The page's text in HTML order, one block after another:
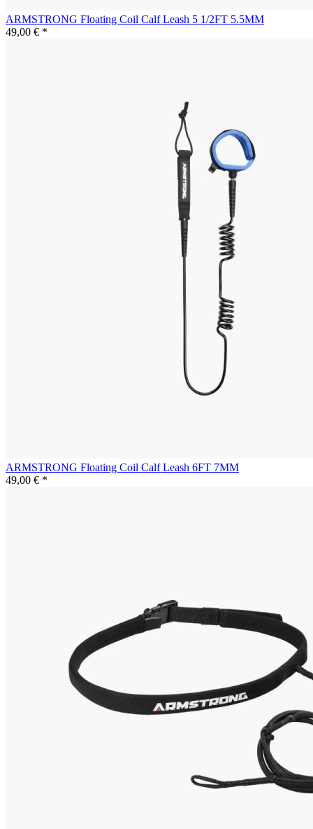
ARMSTRONG Floating Coil Calf Leash 5 1/2FT 5.5MM
49,00 € *
ARMSTRONG Floating Coil Calf Leash 6FT 7MM
49,00 € *